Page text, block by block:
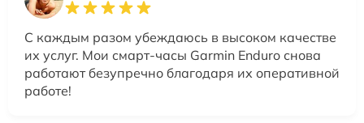
С каждым разом убеждаюсь в высоком качестве
их услуг. Мои смарт-часы Garmin Enduro снова
работают безупречно благодаря их оперативной
работе!